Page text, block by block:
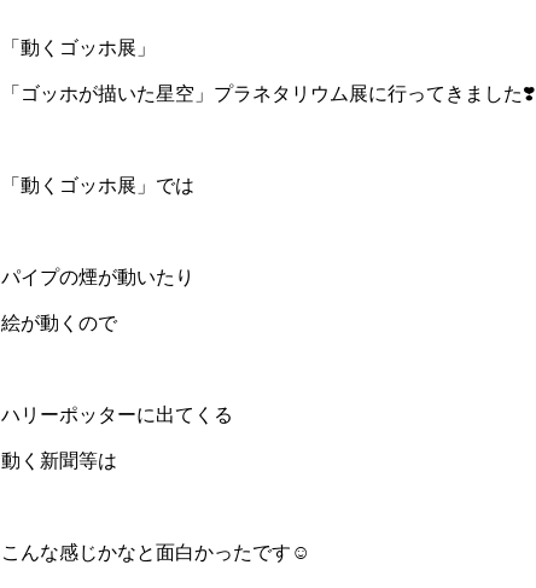
「動くゴッホ展」
「ゴッホが描いた星空」プラネタリウム展に行ってきました❣️
「動くゴッホ展」では
パイプの煙が動いたり
絵が動くので
ハリーポッターに出てくる
動く新聞等は
こんな感じかなと面白かったです☺️